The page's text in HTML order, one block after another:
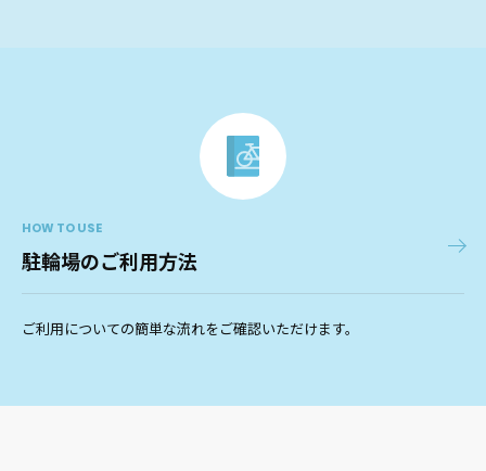
HOW TO USE
駐輪場のご利用方法
ご利用についての簡単な流れをご確認いただけます。